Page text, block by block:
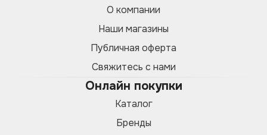
О компании
Наши магазины
Публичная оферта
Свяжитесь с нами
Онлайн покупки
Каталог
Бренды